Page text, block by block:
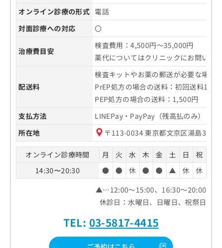
オンライン診療の形式 電話
対面診療への対応
〇
治療費目安
検査費用：4,500円～35,000円
薬代についてはクリニックにお問い合
配送料
検査キットやお薬の郵送が必要な場合
PrEP処方の場合の送料：初回送料
PEP処方の場合の送料：1,500円
支払方法
LINEPay・PayPay（残高払のみ）・
所在地
〒113-0034 東京都文京区湯島3-
オンライン診療時間 月 火 水 木 金 土 日
祝
14:30〜20:30
● ● 休 ● ● ▲ 休
休
▲…12:00～15:00、16:30～20:00
休診日：水曜日、日曜日、祝祭日
TEL: 03-5817-4415